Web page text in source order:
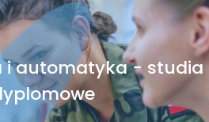
i automatyka - studia